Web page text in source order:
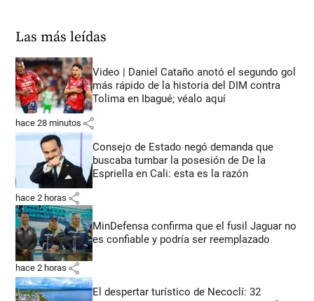
Las más leídas
Video | Daniel Cataño anotó el segundo gol
más rápido de la historia del DIM contra
Tolima en Ibagué; véalo aquí
hace 28 minutos share
Consejo de Estado negó demanda que
buscaba tumbar la posesión de De la
Espriella en Cali: esta es la razón
hace 2 horas share
MinDefensa confirma que el fusil Jaguar no
es confiable y podría ser reemplazado
hace 2 horas share
El despertar turístico de Necoclí: 32